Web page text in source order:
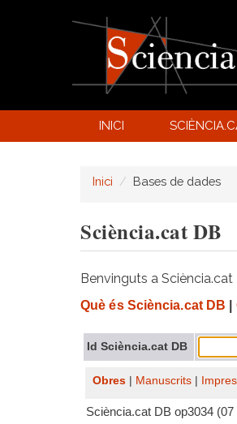
INICI
Inici Bases de dades
Sciència.cat DB
Benvinguts a
Què és Sciència.cat DB
Id Sciència.cat DB
Obres Manuscrits
Sciència.cat DB op3034 (07